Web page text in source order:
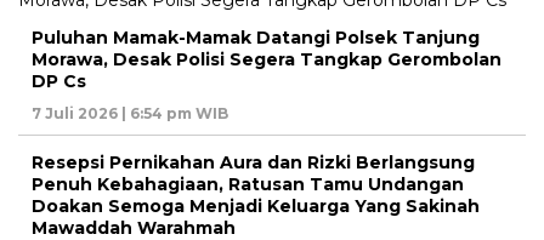
Puluhan Mamak-Mamak Datangi Polsek Tanjung
Morawa, Desak Polisi Segera Tangkap Gerombolan
DP Cs
7 Juli 2026 | 6:54 pm WIB
Resepsi Pernikahan Aura dan Rizki Berlangsung
Penuh Kebahagiaan, Ratusan Tamu Undangan
Doakan Semoga Menjadi Keluarga Yang Sakinah
Mawaddah Warahmah